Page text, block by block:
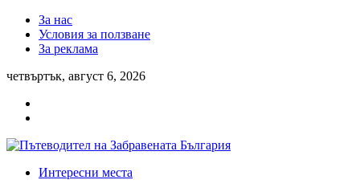
За нас
Условия за ползване
За реклама
четвъртък, август 6, 2026
Интересни места